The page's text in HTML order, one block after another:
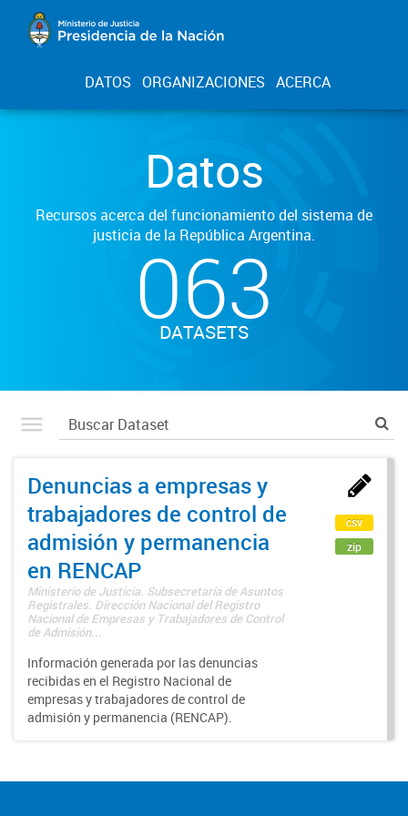
DATOS ORGANIZACIONES ACERCA
Datos
Recursos acerca del funcionamiento del sistema de
justicia de la República Argentina.
063
DATASETS
Denuncias a empresas y
trabajadores de control de
admisión y permanencia
en RENCAP
Ministerio de Justicia. Subsecretaría de Asuntos
Registrales. Dirección Nacional del Registro
Nacional de Empresas y Trabajadores de Control
de Admisión...
Información generada por las denuncias
recibidas en el Registro Nacional de
empresas y trabajadores de control de
admisión y permanencia (RENCAP).
csv
zip